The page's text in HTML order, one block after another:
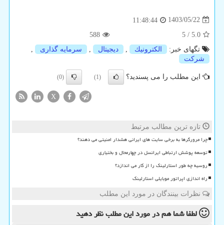
1403/05/22
11:48:44
5.0
/
5
588
تگهای خبر:
الكترونیك دیجیتال سرمایه گذاری
شركت
این مطلب را می پسندید؟ (1)
(0)
X
تازه ترین مطالب مرتبط
چرا مرورگرها به برخی سایت های ایرانی هشدار امنیتی می دهند؟
توسعه پوشش ارتباطی ایرانسل در چهارمحال و بختیاری
روسیه چه طور استارلینک را از کار می اندازد؟
راه اندازی اپراتور موبایلی استارلینک
نظرات بینندگان در مورد این مطلب
لطفا شما همدر مورد این مطلبنظر دهید